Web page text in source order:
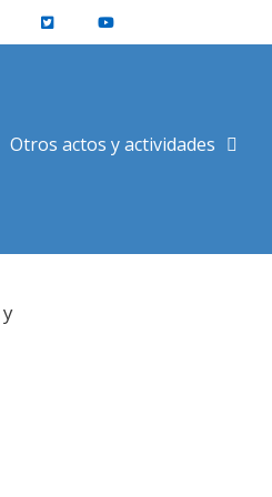
Otros actos y actividades